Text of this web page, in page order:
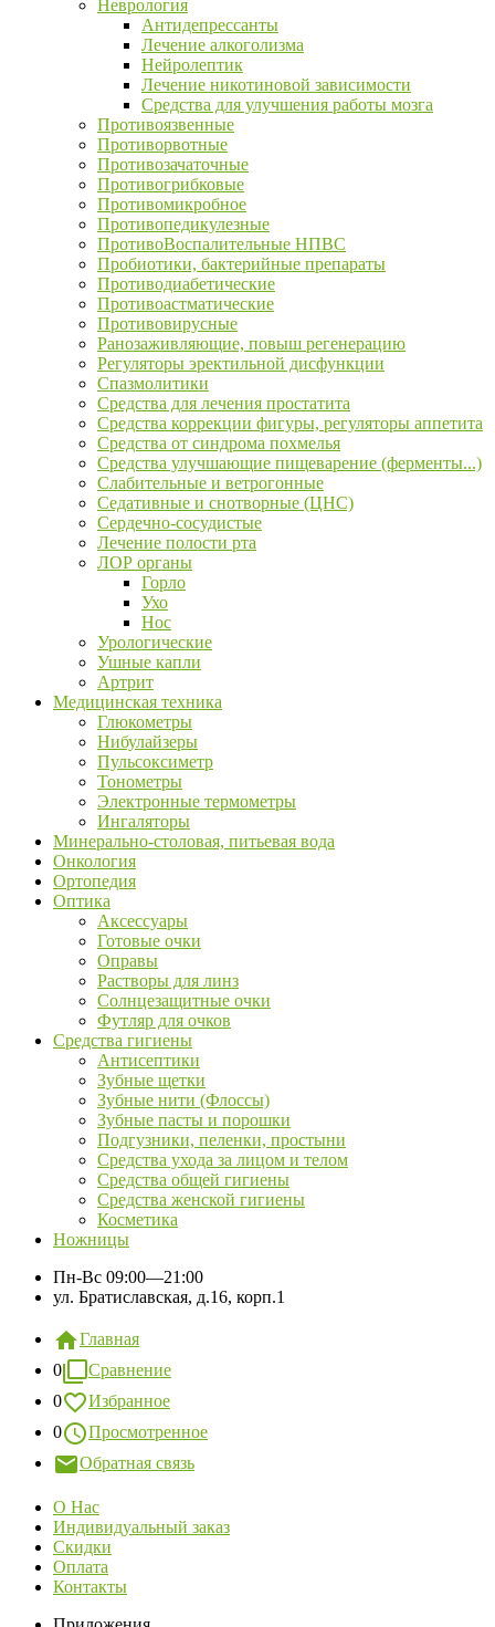
Неврология
Антидепрессанты
Лечение алкоголизма
Нейролептик
Лечение никотиновой зависимости
Средства для улучшения работы мозга
Противоязвенные
Противорвотные
Противозачаточные
Противогрибковые
Противомикробное
Противопедикулезные
ПротивоВоспалительные НПВС
Пробиотики, бактерийные препараты
Противодиабетические
Противоастматические
Противовирусные
Ранозаживляющие, повыш регенерацию
Регуляторы эректильной дисфункции
Спазмолитики
Средства для лечения простатита
Средства коррекции фигуры, регуляторы аппетита
Средства от синдрома похмелья
Средства улучшающие пищеварение (ферменты...)
Слабительные и ветрогонные
Седативные и снотворные (ЦНС)
Сердечно-сосудистые
Лечение полости рта
ЛОР органы
Горло
Ухо
Нос
Урологические
Ушные капли
Артрит
Медицинская техника
Глюкометры
Нибулайзеры
Пульсоксиметр
Тонометры
Электронные термометры
Ингаляторы
Минерально-столовая, питьевая вода
Онкология
Ортопедия
Оптика
Аксессуары
Готовые очки
Оправы
Растворы для линз
Солнцезащитные очки
Футляр для очков
Средства гигиены
Антисептики
Зубные щетки
Зубные нити (Флоссы)
Зубные пасты и порошки
Подгузники, пеленки, простыни
Средства ухода за лицом и телом
Средства общей гигиены
Средства женской гигиены
Косметика
Ножницы
Пн-Вс 09:00—21:00
ул. Братиславская, д.16, корп.1
Главная
0
Сравнение
0
Избранное
0
Просмотренное
Обратная связь
О Нас
Индивидуальный заказ
Скидки
Оплата
Контакты